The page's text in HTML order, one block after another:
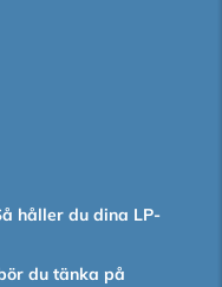
håller du dina LP-
du tänka på